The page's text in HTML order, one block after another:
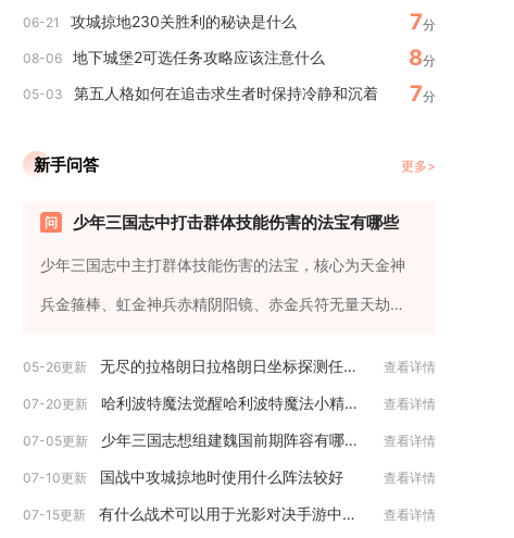
06-21 攻城掠地230关胜利的秘诀是什么 7分
08-06 地下城堡2可选任务攻略应该注意什么 8分
05-03 第五人格如何在追击求生者时保持冷静和沉着 7分
新手问答 更多>
少年三国志中打击群体技能伤害的法宝有哪些
少年三国志中主打群体技能伤害的法宝，核心为天金神
兵金箍棒、虹金神兵赤精阴阳镜、赤金兵符无量天劫
05-26更新 无尽的拉格朗日拉格朗日坐标探测任务究竟有何意义 查看详情
07-20更新 哈利波特魔法觉醒哈利波特魔法小精灵卡组是否适合新手 查看详情
07-05更新 少年三国志想组建魏国前期阵容有哪些角色推荐 查看详情
07-10更新 国战中攻城掠地时使用什么阵法较好 查看详情
07-15更新 有什么战术可以用于光影对决手游中的野区战斗 查看详情